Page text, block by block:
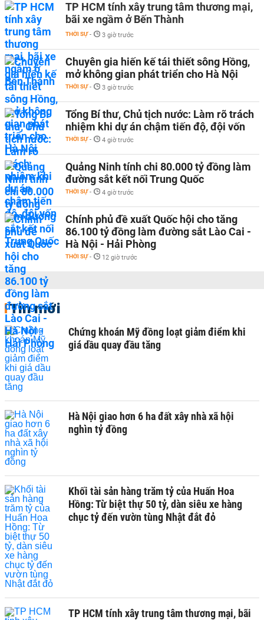
TP HCM tính xây trung tâm thương mại,
bãi xe ngầm ở Bến Thành
THỜI SỰ - 3 giờ trước
Chuyên gia hiến kế tái thiết sông Hồng,
mở không gian phát triển cho Hà Nội
THỜI SỰ - 3 giờ trước
Tổng Bí thư, Chủ tịch nước: Làm rõ trách
nhiệm khi dự án chậm tiến độ, đội vốn
THỜI SỰ - 4 giờ trước
Quảng Ninh tính chi 80.000 tỷ đồng làm
đường sắt kết nối Trung Quốc
THỜI SỰ - 4 giờ trước
Chính phủ đề xuất Quốc hội cho tăng
86.100 tỷ đồng làm đường sắt Lào Cai -
Hà Nội - Hải Phòng
THỜI SỰ - 12 giờ trước
Tin mới
Chứng khoán Mỹ đồng loạt giảm điểm khi
giá dầu quay đầu tăng
Hà Nội giao hơn 6 ha đất xây nhà xã hội
nghìn tỷ đồng
Khối tài sản hàng trăm tỷ của Huấn Hoa
Hồng: Từ biệt thự 50 tỷ, dàn siêu xe hàng
chục tỷ đến vườn tùng Nhật đắt đỏ
TP HCM tính xây trung tâm thương mại, bãi